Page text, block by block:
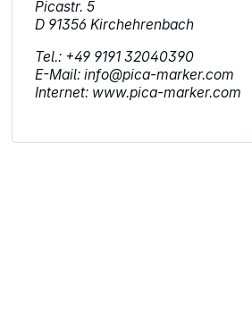
Picastr. 5
D 91356 Kirchehrenbach
Tel.: +49 9191 32040390
E-Mail: info@pica-marker.com
Internet: www.pica-marker.com